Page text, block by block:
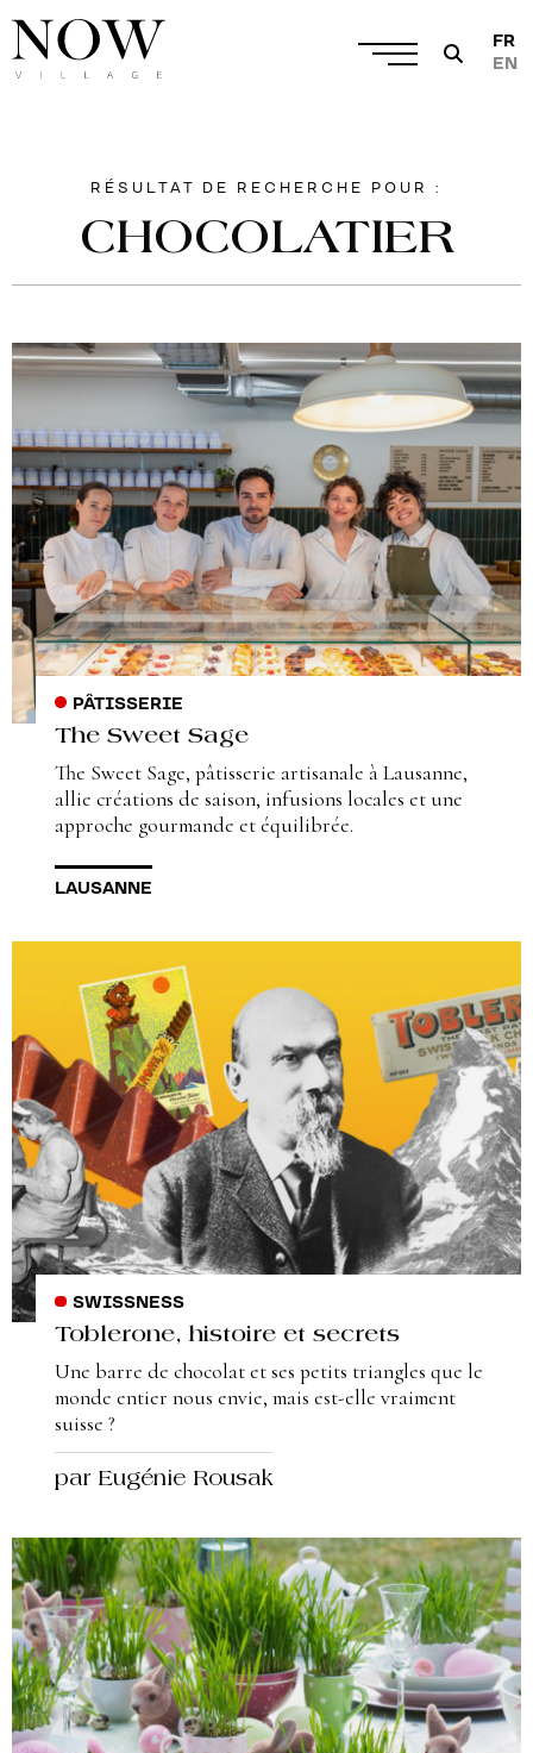
FR
EN
RÉSULTAT DE RECHERCHE POUR :
CHOCOLATIER
PÂTISSERIE
The Sweet Sage
The Sweet Sage, pâtisserie artisanale à Lausanne,
allie créations de saison, infusions locales et une
approche gourmande et équilibrée.
LAUSANNE
SWISSNESS
Toblerone, histoire et secrets
Une barre de chocolat et ses petits triangles que le
monde entier nous envie, mais est-elle vraiment
suisse ?
par Eugénie Rousak